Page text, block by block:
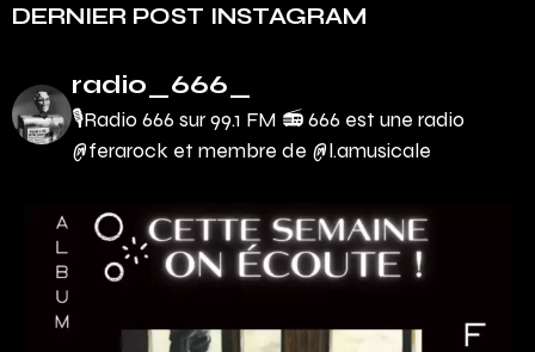
DERNIER POST INSTAGRAM
radio_666_
🎙Radio 666 sur 99.1 FM 📻666 est une radio
@ferarock et membre de @l.amusicale